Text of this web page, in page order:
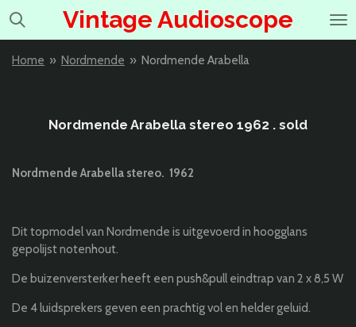
Ga
de
Vintage Audioscope
Home » Nordmende » Nordmende Arabella
Nordmende Arabella stereo 1962 . sold
Nordmende Arabella stereo. 1962
Dit topmodel van Nordmende is uitgevoerd in hoogglans
gepolijst notenhout.
De buizenversterker heeft een push&pull eindtrap van 2 x 8,5 W
De 4 luidsprekers geven een prachtig vol en helder geluid.